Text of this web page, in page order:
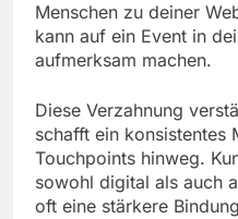
Menschen zu deiner
kann auf ein Event in
aufmerksam machen.
Diese Verzahnung
schafft ein konsistentes
Touchpoints hinweg.
sowohl digital als auch
oft eine stärkere